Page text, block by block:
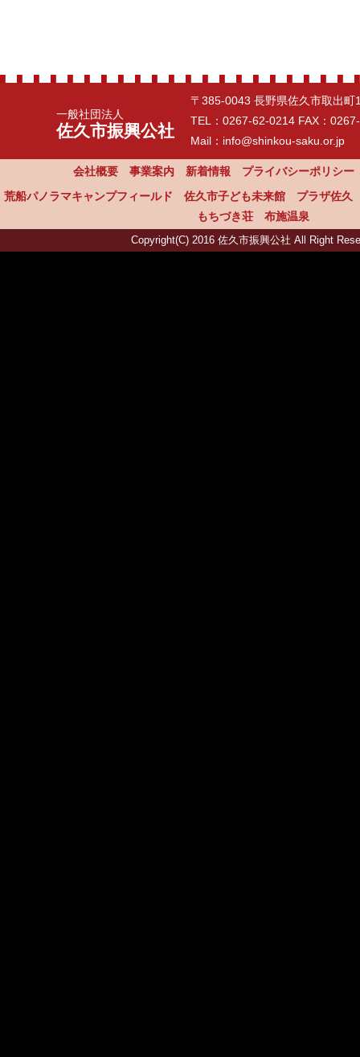
一般社団法人
佐久市振興公社
〒385-0043 長野県佐久市取出町
TEL： 0267-62-0214 FAX：
Mail：info@shinkou-saku.or.jp
会社概要 事業案内 新着情報
プライバシーポリシー
荒船パノラマキャンプフィールド
佐久市子ども未来館
プラザ佐久
もちづき荘
布施温泉
Copyright(C) 2016 佐久市振興公社 All Right